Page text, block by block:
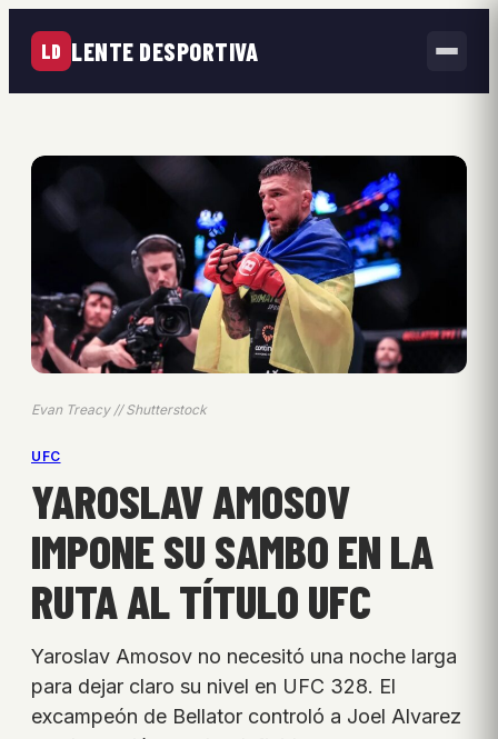
LD LENTE DESPORTIVA
Evan Treacy // Shutterstock
UFC
YAROSLAV AMOSOV
IMPONE SU SAMBO EN LA
RUTA AL TÍTULO UFC
Yaroslav Amosov no necesitó una noche larga
para dejar claro su nivel en UFC 328. El
excampeón de Bellator controló a Joel Alvarez